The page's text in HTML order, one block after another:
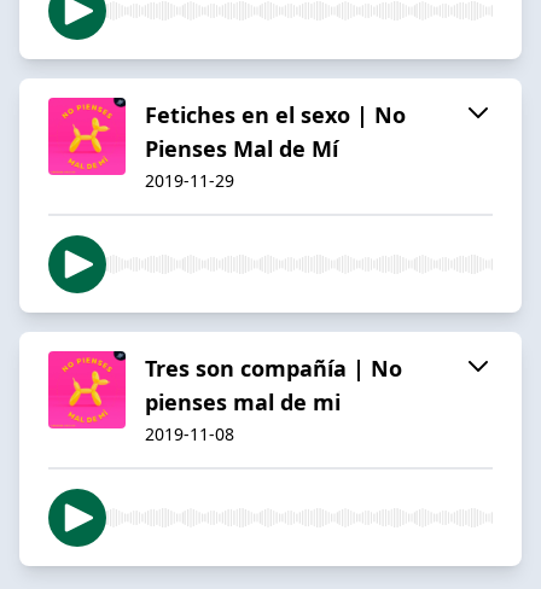
Fetiches en el sexo | No
Pienses Mal de Mí
2019-11-29
Tres son compañía | No
pienses mal de mi
2019-11-08